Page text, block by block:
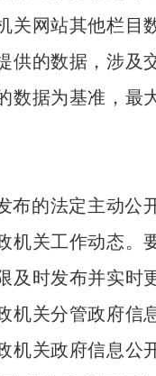
关网站其他栏目
供的数据，涉及
数据为基准，最
布的法定主动公
机关工作动态。
及时发布并实时
机关分管政府信
机关政府信息公